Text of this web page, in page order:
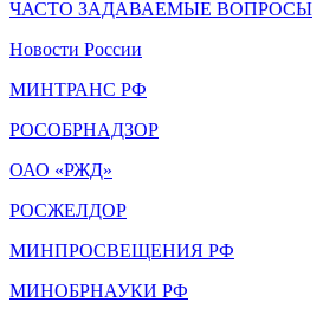
ЧАСТО ЗАДАВАЕМЫЕ ВОПРОСЫ
Новости России
МИНТРАНС РФ
РОСОБРНАДЗОР
ОАО «РЖД»
РОСЖЕЛДОР
МИНПРОСВЕЩЕНИЯ РФ
МИНОБРНАУКИ РФ